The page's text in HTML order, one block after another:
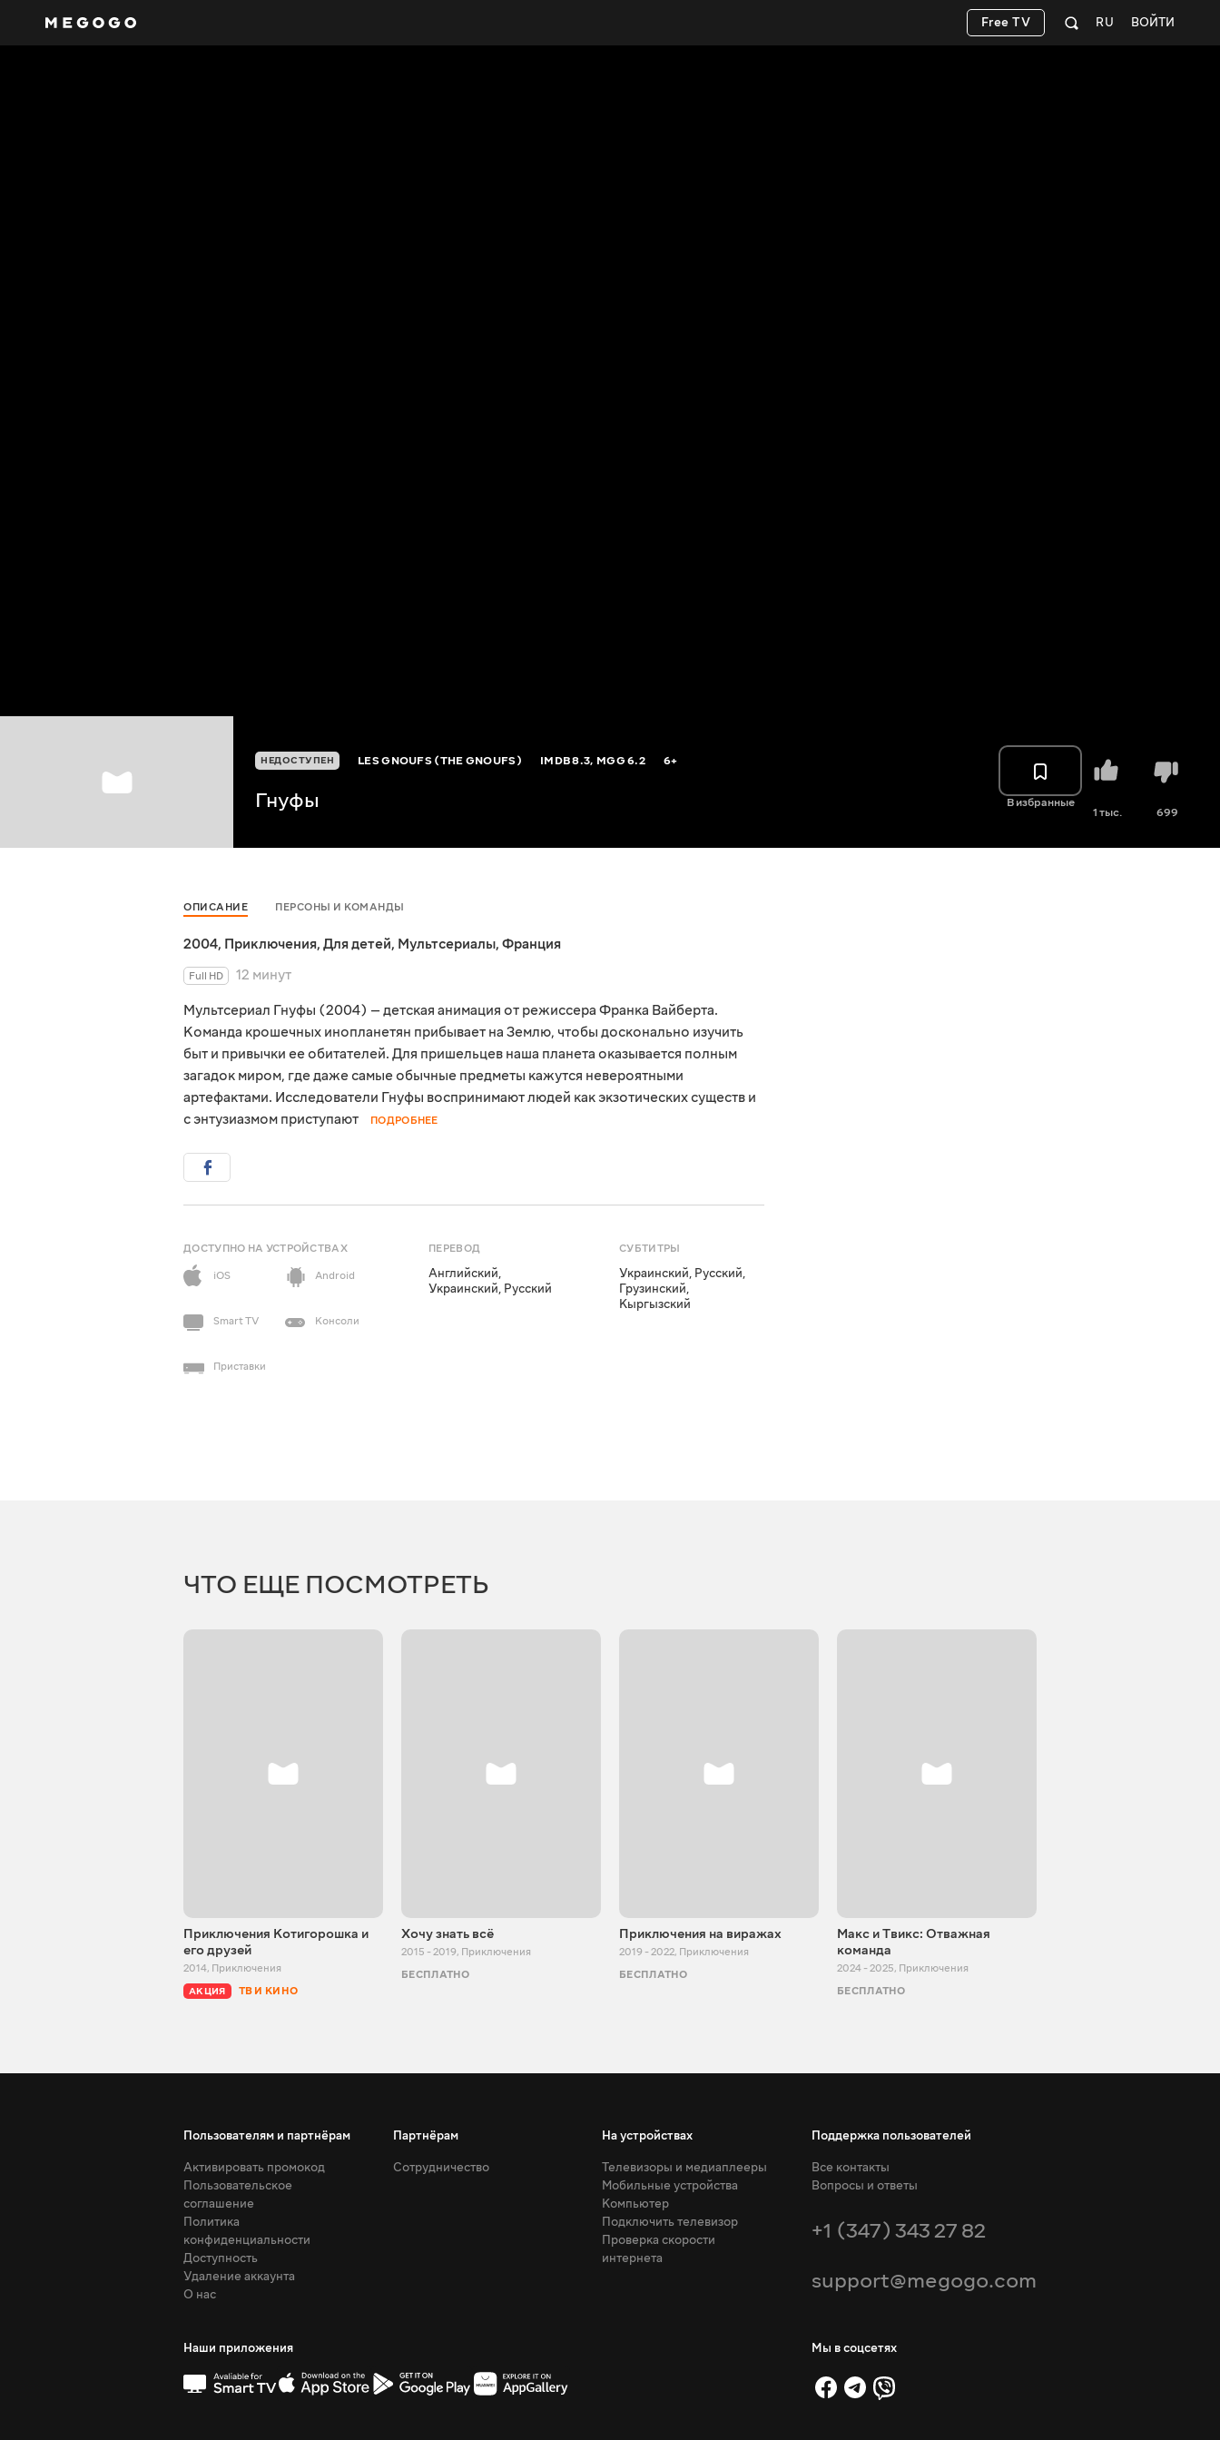
ВОЙТИ
RU
Free TV
НЕДОСТУПЕН LES GNOUFS (THE GNOUFS) IMDB8.3, MGG6.2 6+
Гнуфы В избранные
1 тыс. 699
ОПИСАНИЕ ПЕРСОНЫ И КОМАНДЫ
2004, Приключения, Для детей, Мультсериалы, Франция
Full HD
12 минут
Мультсериал Гнуфы (2004) — детская анимация от режиссера Франка Вайберта.
Команда крошечных инопланетян прибывает на Землю, чтобы досконально изучить
быт и привычки ее обитателей. Для пришельцев наша планета оказывается полным
загадок миром, где даже самые обычные предметы кажутся невероятными
артефактами. Исследователи Гнуфы воспринимают людей как экзотических существ и
с энтузиазмом приступают
ПОДРОБНЕЕ
ДОСТУПНО НА УСТРОЙСТВАХ
iOS
Android
Smart TV Консоли
Приставки
ПЕРЕВОД
Английский,
Украинский, Русский
СУБТИТРЫ
Украинский, Русский,
Грузинский,
Кыргызский
ЧТО ЕЩЕ ПОСМОТРЕТЬ
Приключения Котигорошка и
его друзей
2014, Приключения
АКЦИЯ ТВ И КИНО
Хочу знать всё
2015 - 2019, Приключения
БЕСПЛАТНО
Приключения на виражах
2019 - 2022, Приключения
БЕСПЛАТНО
Макс и Твикс: Отважная
команда
2024 - 2025, Приключения
БЕСПЛАТНО
Пользователям и партнёрам
Активировать промокод
Пользовательское
соглашение
Политика
конфиденциальности
Доступность
Удаление аккаунта
О нас
Партнёрам
Сотрудничество
На устройствах
Телевизоры и медиаплееры
Мобильные устройства
Компьютер
Подключить телевизор
Проверка скорости
интернета
Поддержка пользователей
Все контакты
Вопросы и ответы
+1 (347) 343 27 82
support@megogo.com
Наши приложения Мы в соцсетях